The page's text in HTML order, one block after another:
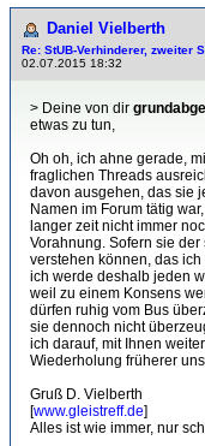
Daniel Vielberth
Re: StUB-Verhinderer, zweiter
02.07.2015 18:32
> Deine von dir
etwas zu tun,
Oh oh, ich ahne gerade,
fraglichen Threads
davon ausgehen, das sie
Namen im Forum tätig
langer zeit nicht immer
Vorahnung. Sofern sie
verstehen können, das
ich werde deshalb jeden
weil zu einem Konsens
dürfen ruhig vom Bus
sie dennoch nicht
ich darauf, mit Ihnen
Wiederholung früherer
Gruß D. Vielberth
[www.gleistreff.de]
Alles ist wie immer, nur